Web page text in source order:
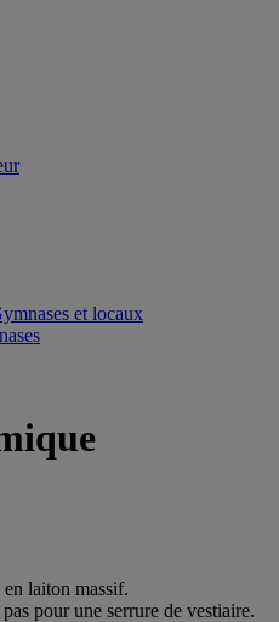
et locaux
laiton massif.
pour une serrure de vestiaire.